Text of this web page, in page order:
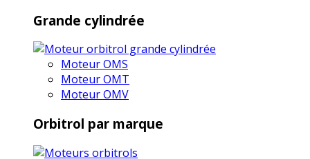
Grande cylindrée
Moteur OMS
Moteur OMT
Moteur OMV
Orbitrol par marque